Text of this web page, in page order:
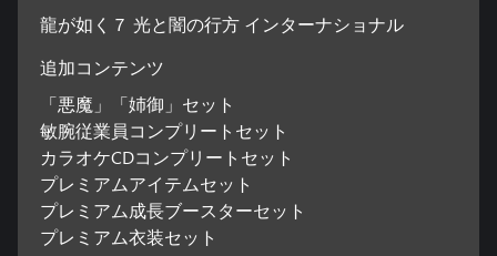
龍が如く７ 光と闇の行方 インターナショナル
追加コンテンツ
「悪魔」「姉御」セット
敏腕従業員コンプリートセット
カラオケCDコンプリートセット
プレミアムアイテムセット
プレミアム成長ブースターセット
プレミアム衣装セット